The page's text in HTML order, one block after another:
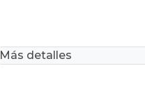
Más detalles